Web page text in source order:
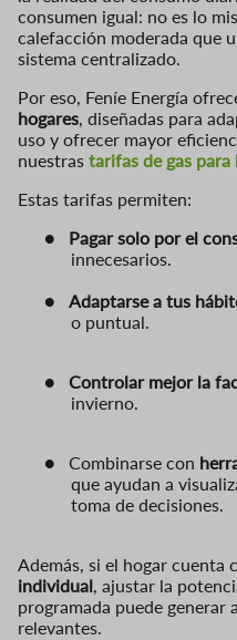
consumen igual: no es lo
calefacción moderada que
sistema centralizado.
Por eso, Feníe Energía
hogares, diseñadas para
uso y ofrecer mayor
nuestras tarifas de gas para
Estas tarifas permiten:
●
Pagar solo por el
innecesarios.
●
Adaptarse a tus
o puntual.
● Controlar mejor la
invierno.
● Combinarse con
que ayudan a
toma de decisiones.
Además, si el hogar cuenta
individual, ajustar la
programada puede generar
relevantes.